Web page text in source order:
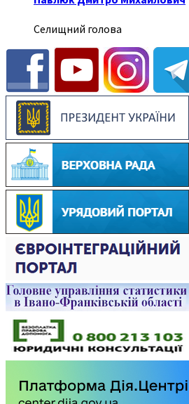
Селищний голова